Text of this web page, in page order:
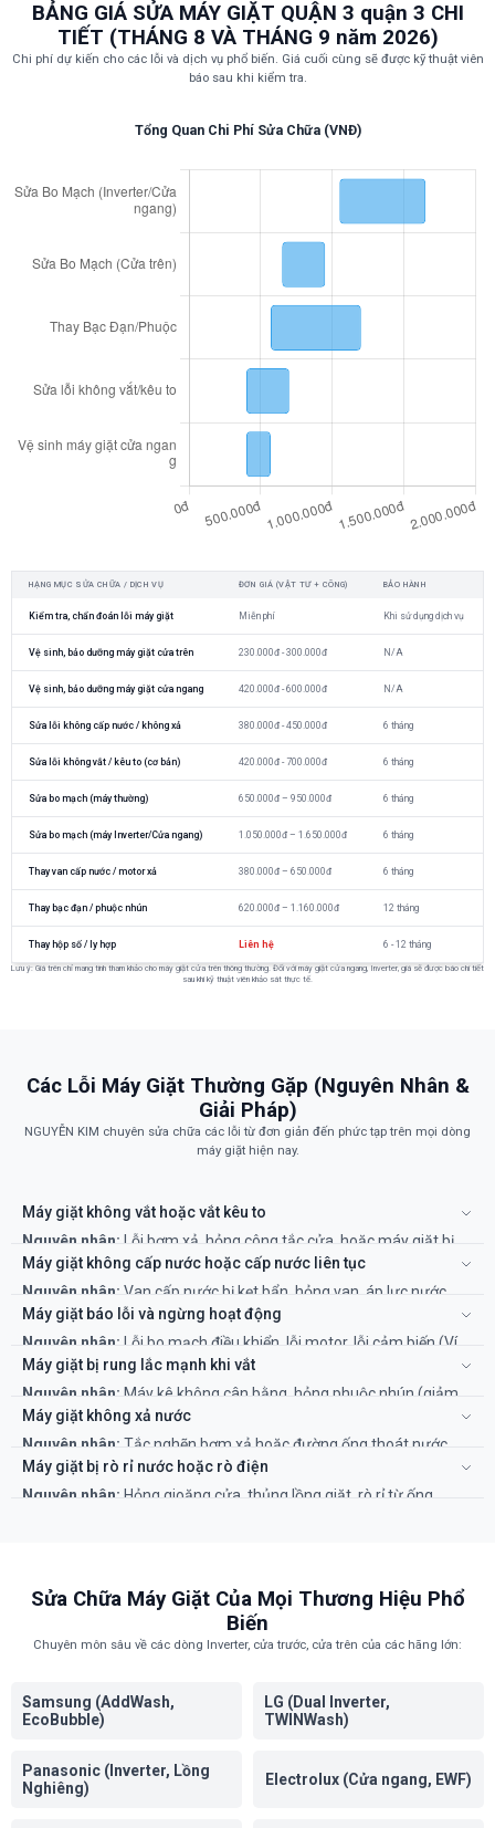
BẢNG GIÁ SỬA MÁY GIẶT QUẬN 3 quận 3 CHI
TIẾT (THÁNG 8 VÀ THÁNG 9 năm 2026)
Chi phí dự kiến cho các lỗi và dịch vụ phổ biến. Giá cuối cùng sẽ được kỹ thuật viên
báo sau khi kiểm tra.
Tổng Quan Chi Phí Sửa Chữa (VNĐ)
HẠNG MỤC SỬA CHỮA / DỊCH VỤ ĐƠN GIÁ (VẬT TƯ + CÔNG) BẢO HÀNH
Kiểm tra, chẩn đoán lỗi máy giặt Miễn phí Khi sử dụng dịch vụ
Vệ sinh, bảo dưỡng máy giặt cửa trên 230.000đ - 300.000đ N/A
Vệ sinh, bảo dưỡng máy giặt cửa ngang 420.000đ - 600.000đ N/A
Sửa lỗi không cấp nước / không xả 380.000đ - 450.000đ 6 tháng
Sửa lỗi không vắt / kêu to (cơ bản) 420.000đ - 700.000đ 6 tháng
Sửa bo mạch (máy thường) 650.000đ – 950.000đ 6 tháng
Sửa bo mạch (máy Inverter/Cửa ngang) 1.050.000đ – 1.650.000đ 6 tháng
Thay van cấp nước / motor xả 380.000đ – 650.000đ 6 tháng
Thay bạc đạn / phuộc nhún 620.000đ – 1.160.000đ 12 tháng
Thay hộp số / ly hợp Liên hệ 6 - 12 tháng
Lưu ý: Giá trên chỉ mang tính tham khảo cho máy giặt cửa trên thông thường. Đối với máy giặt cửa ngang, Inverter, giá sẽ được báo chi tiết
sau khi kỹ thuật viên khảo sát thực tế.
Các Lỗi Máy Giặt Thường Gặp (Nguyên Nhân &
Giải Pháp)
NGUYỄN KIM chuyên sửa chữa các lỗi từ đơn giản đến phức tạp trên mọi dòng
máy giặt hiện nay.
Máy giặt không vắt hoặc vắt kêu to
Nguyên nhân: Lỗi bơm xả, hỏng công tắc cửa, hoặc máy giặt bị
mất cân bằng/hỏng bạc đạn (phuộc nhún).
Khắc phục:
Kiểm tra bơm xả và công tắc cửa. Lỗi bạc đạn cần
thay thế chuyên nghiệp.
Máy giặt không cấp nước hoặc cấp nước liên tục
Nguyên nhân: Van cấp nước bị kẹt bẩn, hỏng van, áp lực nước
yếu, lỗi bo mạch.
Khắc phục:
Vệ sinh lưới lọc ở đầu van cấp. Nếu không được, cần
kỹ thuật viên kiểm tra van và bo mạch.
Máy giặt báo lỗi và ngừng hoạt động
Nguyên nhân: Lỗi bo mạch điều khiển, lỗi motor, lỗi cảm biến (Ví
dụ: E40 ở Electrolux, 4C ở Samsung, UE ở LG).
Khắc phục:
Cần tra mã lỗi của hãng và gọi thợ có kinh nghiệm để
xử lý đúng cách.
Máy giặt bị rung lắc mạnh khi vắt
Nguyên nhân: Máy kê không cân bằng, hỏng phuộc nhún (giảm
xóc), hỏng bạc đạn, quần áo bị dồn về một phía.
Khắc phục:
Kê lại máy. Các lỗi về phuộc, bạc đạn cần thay thế
chuyên nghiệp.
Máy giặt không xả nước
Nguyên nhân: Tắc nghẽn bơm xả hoặc đường ống thoát nước.
Khắc phục: Vệ sinh bơm xả và kiểm tra ống thoát nước. Cần thợ
kiểm tra bo mạch nếu vẫn không được.
Máy giặt bị rò rỉ nước hoặc rò điện
Nguyên nhân: Hỏng gioăng cửa, thủng lồng giặt, rò rỉ từ ống
Sửa Chữa Máy Giặt Của Mọi Thương Hiệu Phổ
Biến
Chuyên môn sâu về các dòng Inverter, cửa trước, cửa trên của các hãng lớn:
Samsung (AddWash,
EcoBubble)
LG (Dual Inverter,
TWINWash)
Panasonic (Inverter, Lồng
Nghiêng)
Electrolux (Cửa ngang, EWF)